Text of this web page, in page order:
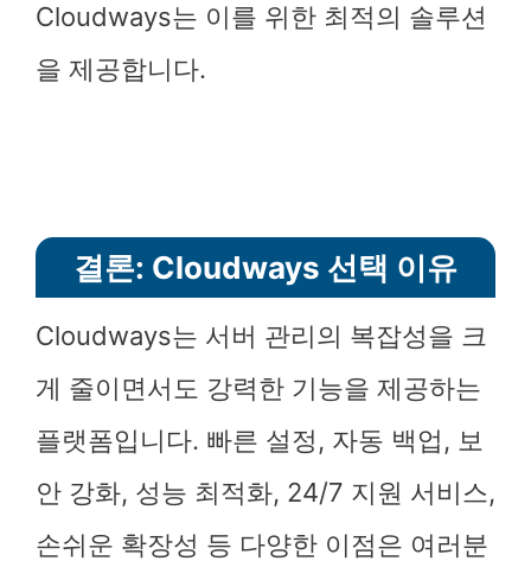
Cloudways는 이를 위한 최적의 솔루션
을 제공합니다.
결론: Cloudways 선택 이유
Cloudways는 서버 관리의 복잡성을 크
게 줄이면서도 강력한 기능을 제공하는
플랫폼입니다. 빠른 설정, 자동 백업, 보
안 강화, 성능 최적화, 24/7 지원 서비스,
손쉬운 확장성 등 다양한 이점은 여러분